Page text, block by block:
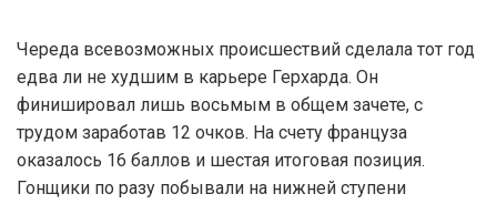
Череда всевозможных происшествий сделала тот год
едва ли не худшим в карьере Герхарда. Он
финишировал лишь восьмым в общем зачете, с
трудом заработав 12 очков. На счету француза
оказалось 16 баллов и шестая итоговая позиция.
Гонщики по разу побывали на нижней ступени